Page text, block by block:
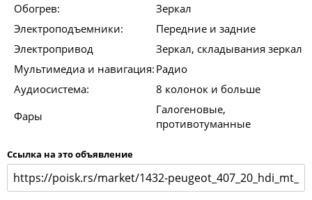
Обогрев:
Зеркал
Электроподъемники:
Передние и задние
Электропривод
Зеркал, складывания зеркал
Мультимедиа и навигация: Радио
Аудиосистема:
8 колонок и больше
Фары
Галогеновые,
противотуманные
Ссылка на это объявление